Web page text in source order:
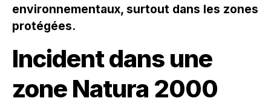
environnementaux, surtout dans les zones
protégées.
Incident dans une
zone Natura 2000